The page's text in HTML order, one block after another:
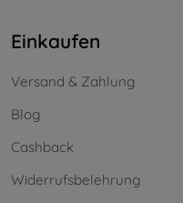
Einkaufen
Versand & Zahlung
Blog
Cashback
Widerrufsbelehrung